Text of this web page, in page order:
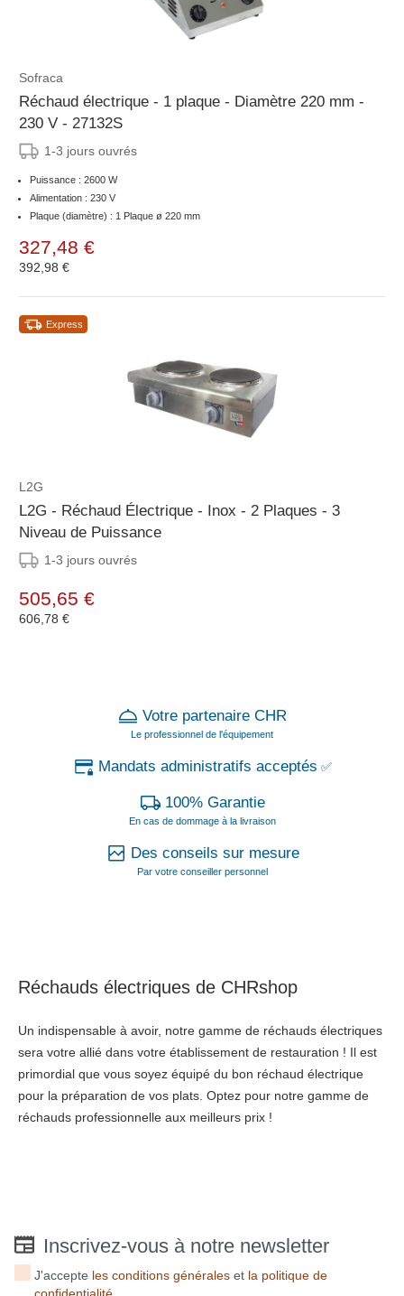
Sofraca
Réchaud électrique - 1 plaque - Diamètre 220 mm -
230 V - 27132S
1-3 jours ouvrés
Puissance : 2600 W
Alimentation : 230 V
Plaque (diamètre) : 1 Plaque ø 220 mm
327,48 €
392,98 €
Express
L2G
L2G - Réchaud Électrique - Inox - 2 Plaques - 3
Niveau de Puissance
1-3 jours ouvrés
505,65 €
606,78 €
Votre partenaire CHR
Le professionnel de l'équipement
Mandats administratifs acceptés ✅
100% Garantie
En cas de dommage à la livraison
Des conseils sur mesure
Par votre conseiller personnel
Réchauds électriques de CHRshop
Un indispensable à avoir, notre gamme de réchauds électriques
sera votre allié dans votre établissement de restauration ! Il est
primordial que vous soyez équipé du bon réchaud électrique
pour la préparation de vos plats. Optez pour notre gamme de
réchauds professionnelle aux meilleurs prix !
Inscrivez-vous à notre newsletter
J'accepte les conditions générales et la politique de